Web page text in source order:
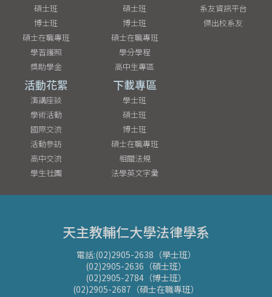
碩士班
博士班
碩士在職專班
學習護照
獎助學金
碩士班
博士班
碩士在職專班
學分學程
高中生專區
系友資訊平台
傑出校系友
活動花絮
演講座談
學術活動
國際交流
活動參訪
高中交流
學生社團
下載專區
學士班
碩士班
博士班
碩士在職專班
相關法規
法學英文字彙
天主教輔仁大學法律學系
電話:(02)2905-2638（學士班）
(02)2905-2636（碩士班）
(02)2905-2784（博士班）
(02)2905-2687（碩士在職專班）